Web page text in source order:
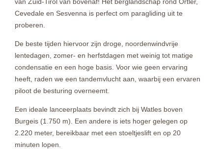
Cevedale en Sesvenna is perfect om paragliding uit te
proberen.
De beste tijden hiervoor zijn droge, noordenwindvrije
lentedagen, zomer- en herfstdagen met weinig tot matige
condensatie en een hoge basis. Voor wie geen ervaring
heeft, raden we een tandemvlucht aan, waarbij een ervaren
piloot de besturing overneemt.
Een ideale lanceerplaats bevindt zich bij Watles boven
Burgeis (1.750 m). Een andere is iets hoger gelegen op
2.220 meter, bereikbaar met een stoeltjeslift en op 20
minuten lopen.